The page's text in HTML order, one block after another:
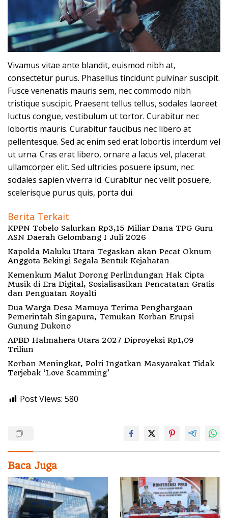
Vivamus vitae ante blandit, euismod nibh at,
consectetur purus. Phasellus tincidunt pulvinar suscipit.
Fusce venenatis mauris sem, nec commodo nibh
tristique suscipit. Praesent tellus tellus, sodales laoreet
luctus congue, vestibulum ut tortor. Curabitur nec
lobortis mauris. Curabitur faucibus nec libero at
pellentesque. Sed ac enim sed erat lobortis interdum vel
ut urna. Cras erat libero, ornare a lacus vel, placerat
ullamcorper elit. Sed ultricies posuere ipsum, nec
sodales sapien viverra id. Curabitur nec velit posuere,
scelerisque purus quis, porta dui.
Berita Terkait
KPPN Tobelo Salurkan Rp3,15 Miliar Dana TPG Guru
ASN Daerah Gelombang I Juli 2026
Kapolda Maluku Utara Tegaskan akan Pecat Oknum
Anggota Bekingi Segala Bentuk Kejahatan
Kemenkum Malut Dorong Perlindungan Hak Cipta
Musik di Era Digital, Sosialisasikan Pencatatan Gratis
dan Penguatan Royalti
Dua Warga Desa Mamuya Terima Penghargaan
Pemerintah Singapura, Temukan Korban Erupsi
Gunung Dukono
APBD Halmahera Utara 2027 Diproyeksi Rp1,09
Triliun
Korban Meningkat, Polri Ingatkan Masyarakat Tidak
Terjebak ‘Love Scamming’
Post Views: 580
Baca Juga